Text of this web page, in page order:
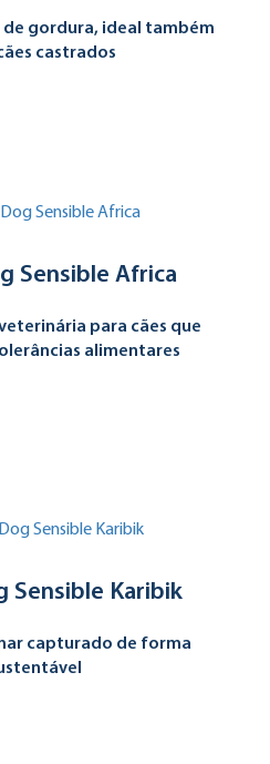
de gordura, ideal também
castrados
Sensible Africa
para cães que
alimentares
Sensible Karibik
capturado de forma